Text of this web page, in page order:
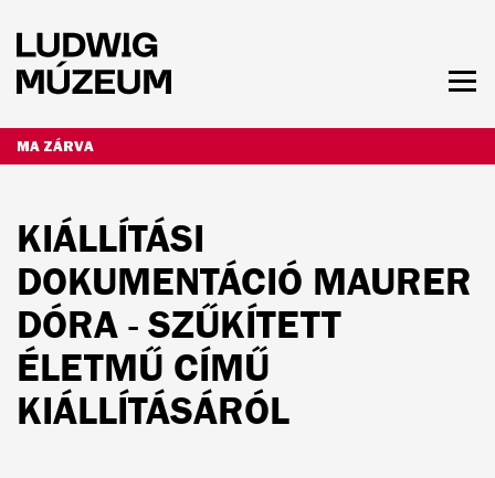
tartalomra
MA ZÁRVA
NYITVATARTÁS ÉS JEGYÁRAK
KIÁLLÍTÁSI
DOKUMENTÁCIÓ MAURER
DÓRA - SZŰKÍTETT
ÉLETMŰ CÍMŰ
KIÁLLÍTÁSÁRÓL